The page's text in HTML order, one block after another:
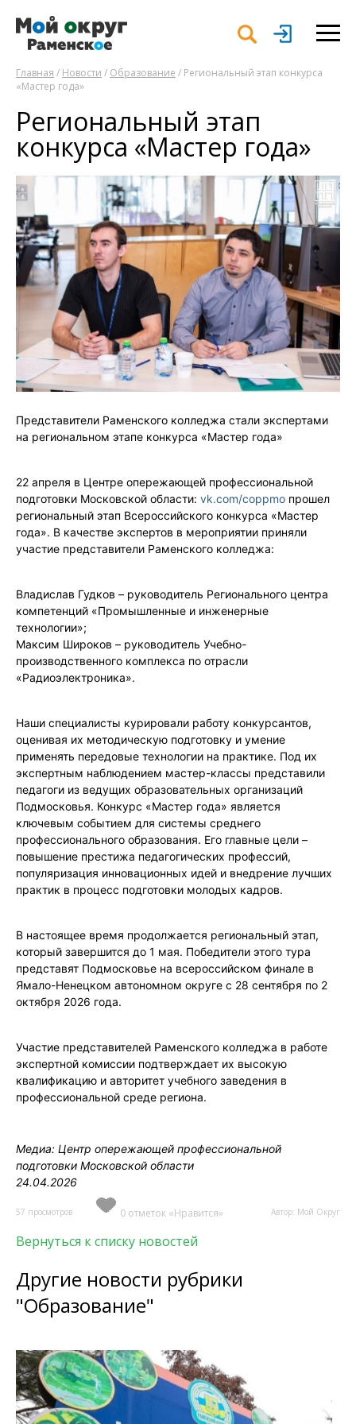
Главная / Новости / Образование / Региональный этап конкурса
«Мастер года»
Региональный этап
конкурса «Мастер года»
Представители Раменского колледжа стали экспертами
на региональном этапе конкурса «Мастер года»
22 апреля в Центре опережающей профессиональной
подготовки Московской области: vk.com/coppmo прошел
региональный этап Всероссийского конкурса «Мастер
года». В качестве экспертов в мероприятии приняли
участие представители Раменского колледжа:
Владислав Гудков – руководитель Регионального центра
компетенций «Промышленные и инженерные
технологии»;
Максим Широков – руководитель Учебно-
производственного комплекса по отрасли
«Радиоэлектроника».
Наши специалисты курировали работу конкурсантов,
оценивая их методическую подготовку и умение
применять передовые технологии на практике. Под их
экспертным наблюдением мастер-классы представили
педагоги из ведущих образовательных организаций
Подмосковья. Конкурс «Мастер года» является
ключевым событием для системы среднего
профессионального образования. Его главные цели –
повышение престижа педагогических профессий,
популяризация инновационных идей и внедрение лучших
практик в процесс подготовки молодых кадров.
В настоящее время продолжается региональный этап,
который завершится до 1 мая. Победители этого тура
представят Подмосковье на всероссийском финале в
Ямало-Ненецком автономном округе с 28 сентября по 2
октября 2026 года.
Участие представителей Раменского колледжа в работе
экспертной комиссии подтверждает их высокую
квалификацию и авторитет учебного заведения в
профессиональной среде региона.
Медиа: Центр опережающей профессиональной
подготовки Московской области
24.04.2026
57 просмотров 0 отметок «Нравится» Автор: Мой Округ
Вернуться к списку новостей
Другие новости рубрики
"Образование"